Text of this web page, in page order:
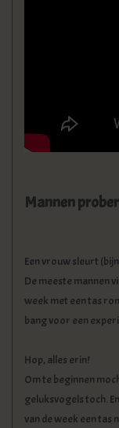
Mannen
Een vrouw sleurt
De meeste mannen
week met een tas
bang voor een
Hop, alles erin!
Om te beginnen
geluksvogels toch.
van de week een tas